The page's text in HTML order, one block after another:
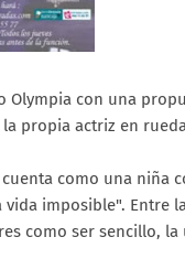
Olympia con una
propia actriz en
como una niña
imposible". Entre
como ser sencillo,